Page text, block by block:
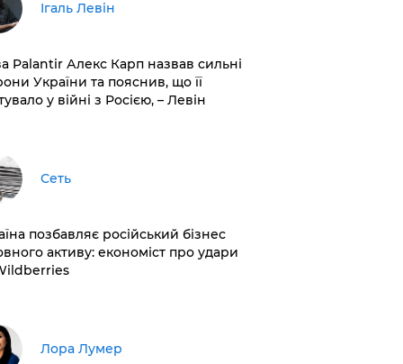
Ігаль Левін
Palantir Алекс Карп назвав сильні
України та пояснив, що її
у війні з Росією, – Левін
Сеть
позбавляє російський бізнес
активу: економіст про удари
​Лора Лумер